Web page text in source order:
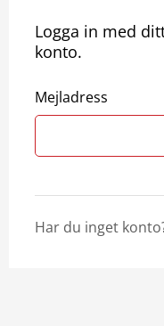
Logga in med
konto.
Mejladress
Har du inget